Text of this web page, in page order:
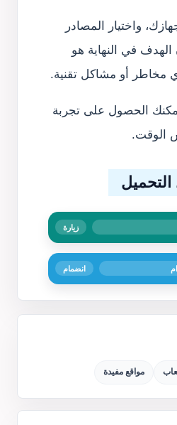
مواقع مفيدة
واختيار المصادر
الهدف في النهاية هو
مخاطر أو مشاكل تقنية.
يمكنك الحصول على تجربة
الوقت.
زيارة
انضمام